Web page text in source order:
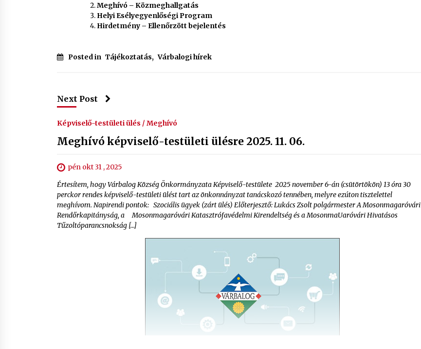
Meghívó – Közmeghallgatás
Helyi Esélyegyenlőségi Program
Hirdetmény – Ellenőrzött bejelentés
Posted in Tájékoztatás, Várbalogi hírek
Next Post
Képviselő-testületi ülés / Meghívó
Meghívó képviselő-testületi ülésre 2025. 11. 06.
pén okt 31 , 2025
Értesítem, hogy Várbalog Község Önkormányzata Képviselő-testülete 2025 november 6-án (csütörtökön) 13 óra 30
perckor rendes képviselő-testületi ülést tart az önkonnányzat tanácskozó tennében, melyre ezúton tisztelettel
meghívom. Napirendi pontok: Szociális ügyek (zárt ülés) Előterjesztő: Lukács Zsolt polgármester A Mosonmagaróvári
Rendőrkapitányság, a Mosonmagaróvári Katasztrófavédelmi Kirendeltség és a MosonmaUaróvári Hivatásos
Tűzoltóparancsnokság […]